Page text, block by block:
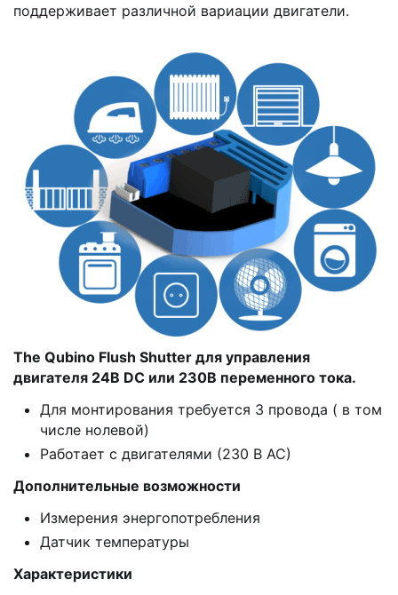
поддерживает различной вариации двигатели.
The Qubino Flush Shutter для управления
двигателя 24В DC или 230В переменного тока.
Для монтирования требуется 3 провода ( в том
числе нолевой)
Работает с двигателями (230 В АС)
Дополнительные возможности
Измерения энергопотребления
Датчик температуры
Характеристики